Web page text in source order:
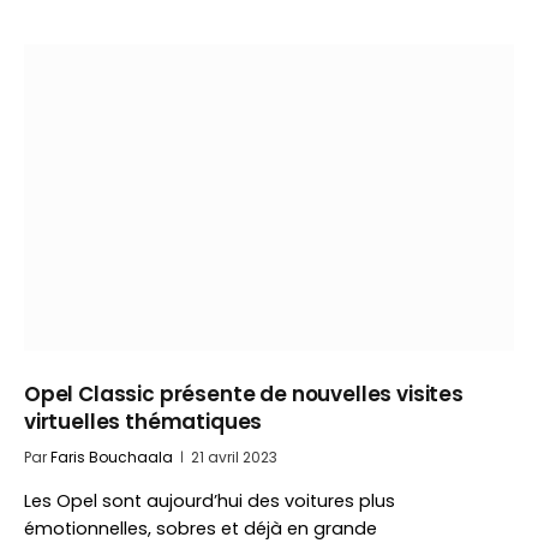
Opel Classic présente de nouvelles visites
virtuelles thématiques
ParFaris Bouchaala 21 avril 2023
Les Opel sont aujourd’hui des voitures plus
émotionnelles, sobres et déjà en grande